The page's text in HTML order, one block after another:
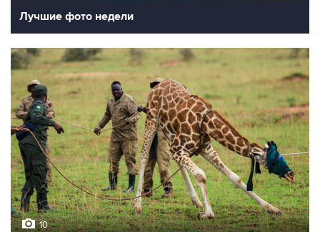
Лучшие фото недели
10